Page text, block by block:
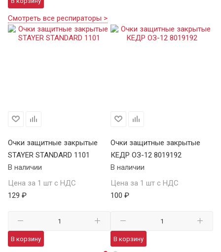
Смотреть все респираторы >
Очки защитные закрытые
STAYER STANDARD 1101
В наличии
Цена за 1 шт с НДС
129 ₽
В корзину
Очки защитные закрытые
КЕДР ОЗ-12 8019192
В наличии
Цена за 1 шт с НДС
100 ₽
В корзину